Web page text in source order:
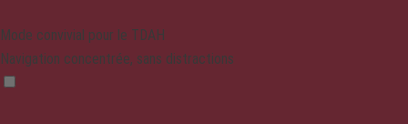
Mode convivial pour le TDAH
Navigation concentrée, sans distractions